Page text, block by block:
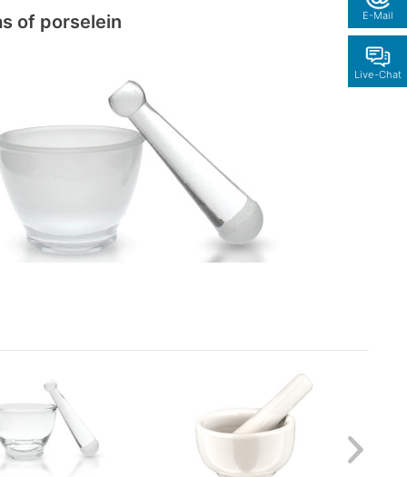
E-Mail
Live-Chat
of porselein